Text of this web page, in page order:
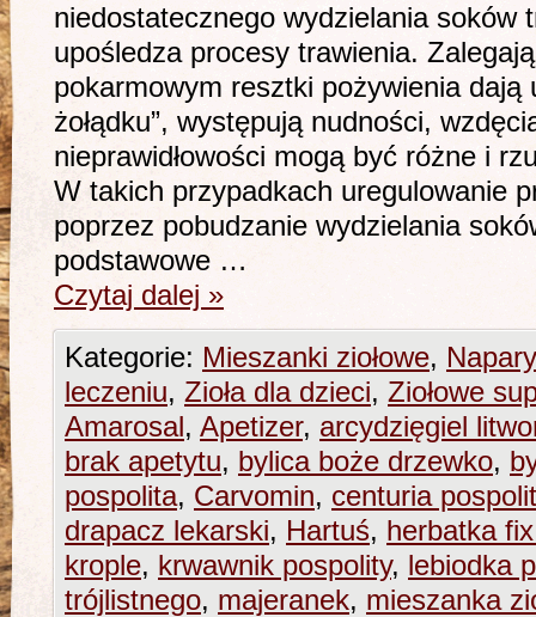
niedostatecznego wydzielania soków
upośledza procesy trawienia.
pokarmowym resztki pożywienia dają
żołądku”, występują nudności,
nieprawidłowości mogą być różne i
W takich przypadkach uregulowanie
poprzez pobudzanie wydzielania
podstawowe …
Czytaj dalej »
Kategorie: Mieszanki ziołowe,
leczeniu, Zioła dla dzieci, Ziołowe
Amarosal, Apetizer, arcydzięgiel
brak apetytu, bylica boże drzewko,
pospolita, Carvomin, centuria
drapacz lekarski, Hartuś, herbatka
krople, krwawnik pospolity, lebiodka
trójlistnego, majeranek, mieszanka